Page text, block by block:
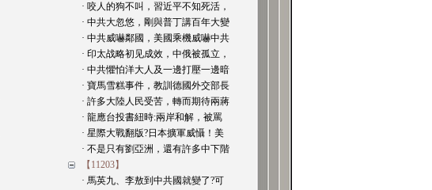
· 咬人的狗不叫，習近平不知死活，
· 中共大忽悠，剛與普丁講百年大變
· 中共威嚇鄰國，美國乘機威嚇中共
· 印太战略初见成效，中俄被孤立，
· 中共懼怕洋大人及一邊打壓一邊暗
· 寶馬雪糕事件，教訓德國外交部長
· 許多大陸人民受苦，轉而期待兩蔣
· 龍應台投書紐時:兩岸和解，被罵
· 星際大戰翻版?日本擴軍威懾！美
· 不是只有劉亞洲，還有許多中下階
【11203】
· 馬英九、李敖到中共國就變了?可